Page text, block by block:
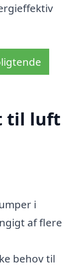
til luft
i
af flere
behov til